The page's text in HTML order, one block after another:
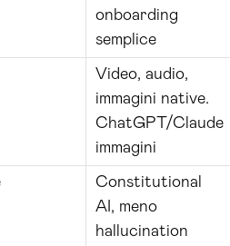
onboarding
semplice
Video, audio,
immagini native.
ChatGPT/Claude
immagini
Constitutional
AI, meno
hallucination